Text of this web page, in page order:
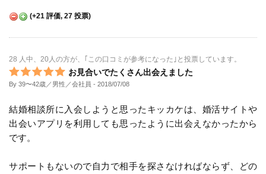
(+21 評価, 27 投票)
28 人中、20人の方が、｢この口コミが参考になった｣と投票しています。
お見合いでたくさん出会えました
By 39〜42歳／男性／会社員 - 2018/07/08
結婚相談所に入会しようと思ったキッカケは、婚活サイトや
出会いアプリを利用しても思ったように出会えなかったから
です。
サポートもないので自力で相手を探さなければならず、どの